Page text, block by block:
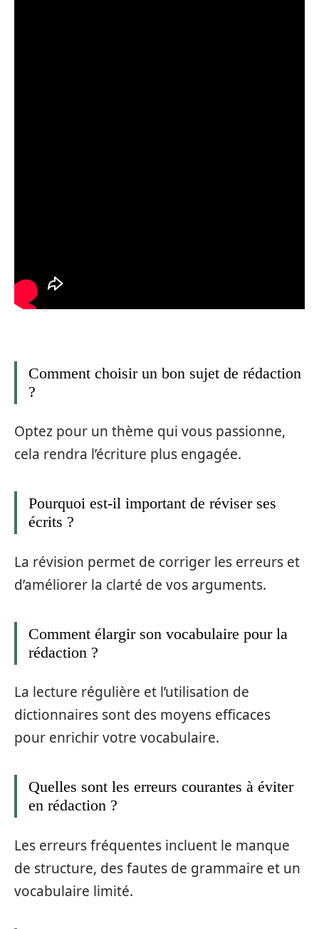
Comment choisir un bon sujet de rédaction
?
Optez pour un thème qui vous passionne,
cela rendra l’écriture plus engagée.
Pourquoi est-il important de réviser ses
écrits ?
La révision permet de corriger les erreurs et
d’améliorer la clarté de vos arguments.
Comment élargir son vocabulaire pour la
rédaction ?
La lecture régulière et l’utilisation de
dictionnaires sont des moyens efficaces
pour enrichir votre vocabulaire.
Quelles sont les erreurs courantes à éviter
en rédaction ?
Les erreurs fréquentes incluent le manque
de structure, des fautes de grammaire et un
vocabulaire limité.